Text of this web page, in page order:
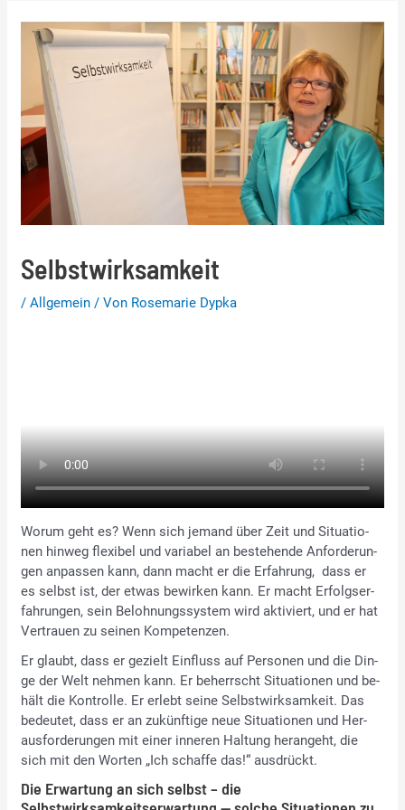
Selbstwirksamkeit
/Allgemein / Von Rosemarie Dypka
Wor­um geht es? Wenn sich je­mand über Zeit und Si­tua­tio­
nen hin­weg fle­xi­bel und va­ria­bel an be­stehen­de An­for­de­run­
gen an­pas­sen kann, dann macht er die Er­fah­rung, dass er
es selbst ist, der et­was be­wir­ken kann. Er macht Er­folgs­er­
fah­run­gen, sein Be­loh­nungs­sys­tem wird ak­ti­viert, und er hat
Ver­trau­en zu sei­nen Kom­pe­ten­zen.
Er glaubt, dass er ge­zielt Ein­fluss auf Per­so­nen und die Din­
ge der Welt neh­men kann. Er be­herrscht Si­tua­tio­nen und be­
hält die Kon­trol­le. Er er­lebt sei­ne Selbst­wirk­sam­keit. Das
be­deu­tet, dass er an zu­künf­ti­ge neue Si­tua­tio­nen und Her­
aus­for­de­run­gen mit ei­ner in­ne­ren Hal­tung her­an­geht, die
sich mit den Wor­ten „Ich schaf­fe das!“ aus­drückt.
Die Erwartung an sich selbst – die